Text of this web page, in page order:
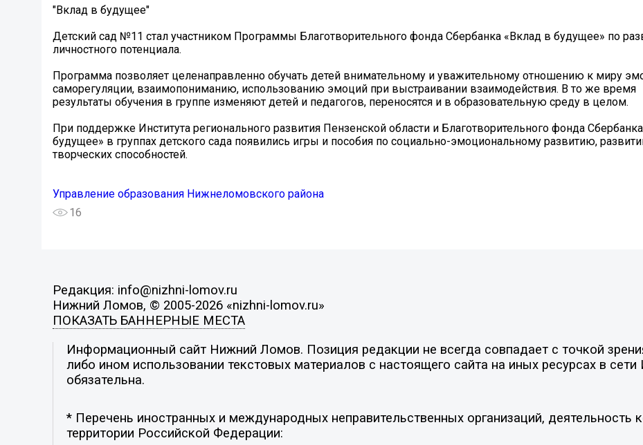
"Вклад в будущее"
Детский сад №11 стал участником Программы Благотворительного фонда Сбербанка «Вклад в будущее» по
личностного потенциала.
Программа позволяет целенаправленно обучать детей внимательному и уважительному отношению к миру
саморегуляции, взаимопониманию, использованию эмоций при выстраивании взаимодействия. В то же время
результаты обучения в группе изменяют детей и педагогов, переносятся и в образовательную среду в целом.
При поддержке Института регионального развития Пензенской области и Благотворительного фонда
будущее» в группах детского сада появились игры и пособия по социально-эмоциональному развитию,
творческих способностей.
Управление образования Нижнеломовского района
16
Редакция: info@nizhni-lomov.ru
Нижний Ломов, © 2005-2026 «nizhni-lomov.ru»
ПОКАЗАТЬ БАННЕРНЫЕ МЕСТА
Информационный сайт Нижний Ломов. Позиция редакции не всегда совпадает с точкой
либо ином использовании текстовых материалов с настоящего сайта на иных ресурсах в
обязательна.
* Перечень иностранных и международных неправительственных организаций, деятельность
территории Российской Федерации: